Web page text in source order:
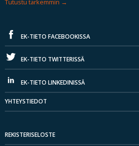
Tutustu tarkemmin
EK-TIETO FACEBOOKISSA
EK-TIETO TWITTERISSÄ
EK-TIETO LINKEDINISSÄ
YHTEYSTIEDOT
REKISTERISELOSTE